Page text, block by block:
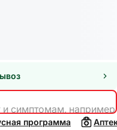
и симптомам,
программа